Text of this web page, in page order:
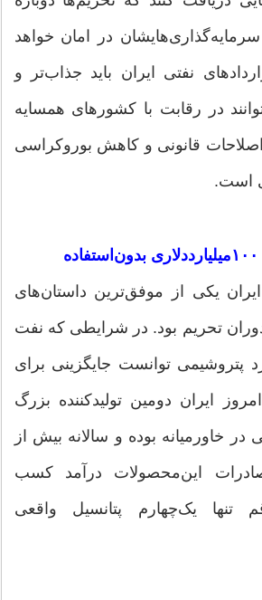
در امان خواهد
نفتی ایران باید جذاب‌تر و
در رقابت با کشورهای همسایه
اصلاحات قانونی و کاهش بوروکراسی
است.
یکی از موفق‌ترین داستان‌های
تحریم بود. در شرایطی که نفت
پتروشیمی توانست جایگزینی برای
ایران دومین تولیدکننده بزرگ
خاورمیانه بوده و سالانه بیش از
از صادرات این‌محصولات درآمد کسب
تنها یک‌چهارم پتانسیل واقعی